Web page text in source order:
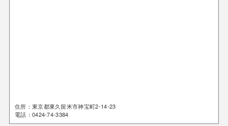
住所：東京都東久留米市神宝町2-14-23
電話：0424-74-3384